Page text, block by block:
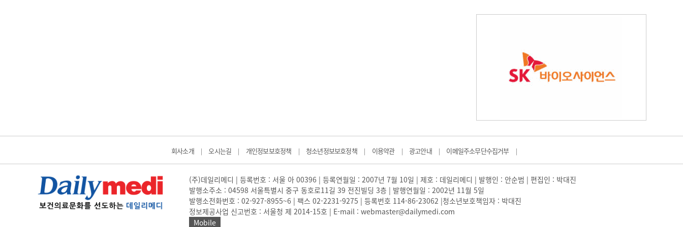
회사소개 | 오시는길 | 개인정보보호정책 | 청소년정보보호정책 | 이용약관 | 광고안내 | 이메일주소무단수집거부 |
(주)데일리메디 | 등록번호 : 서울 아 00396 | 등록연월일 : 2007년 7월 10일 | 제호 : 데일리메디 | 발행인 : 안순범 | 편집인 : 박대진
발행소주소 : 04598 서울특별시 중구 동호로11길 39 전진빌딩 3층 | 발행연월일 : 2002년 11월 5일
발행소전화번호 : 02-927-8955~6 | 팩스 02-2231-9275 | 등록번호 114-86-23062 |청소년보호책임자 : 박대진
정보제공사업 신고번호 : 서울청 제 2014-15호 | E-mail : webmaster@dailymedi.com
Mobile